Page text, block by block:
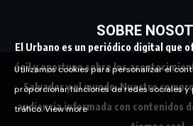
SOBRE
El Urbano es un periódico digital que
ágil y oportuna sobre los
Salvador y el mundo. Nuestro
audiencia informada con contenidos
Utilizamos cookies para personalizar el
proporcionar funciones de redes sociales y
tráfico.View more